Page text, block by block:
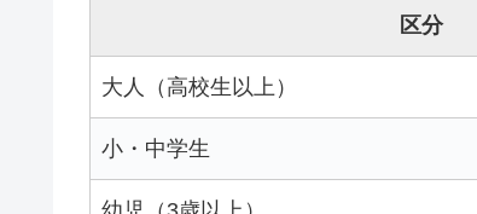
区分
大人（高校生以上）
小・中学生